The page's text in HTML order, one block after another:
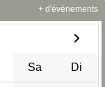
Sa Di
+ d'évènements